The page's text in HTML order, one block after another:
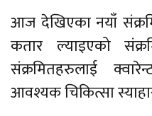
आज देखिएका नयाँ
कतार ल्याइएको
संक्रमितहरुलाई
आवश्यक चिकित्सा